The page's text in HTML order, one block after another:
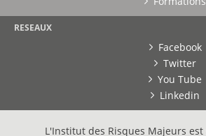
RESEAUX
Facebook
Twitter
You Tube
Linkedin
L'Institut des Risques Majeurs